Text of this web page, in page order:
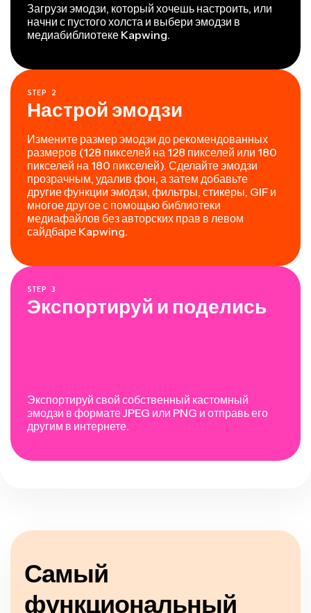
Загрузи эмодзи, который хочешь настроить, или
начни с пустого холста и выбери эмодзи в
медиабиблиотеке Kapwing.
STEP 2
Настрой эмодзи
Измените размер эмодзи до рекомендованных
размеров (128 пикселей на 128 пикселей или 180
пикселей на 180 пикселей). Сделайте эмодзи
прозрачным, удалив фон, а затем добавьте
другие функции эмодзи, фильтры, стикеры, GIF и
многое другое с помощью библиотеки
медиафайлов без авторских прав в левом
сайдбаре Kapwing.
STEP 3
Экспортируй и поделись
Экспортируй свой собственный кастомный
эмодзи в формате JPEG или PNG и отправь его
другим в интернете.
Самый
функциональный